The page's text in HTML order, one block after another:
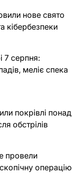
нове свято
кібербезпеки
7 серпня:
меліє спека
покрівлі понад
обстрілів
провели
операцію